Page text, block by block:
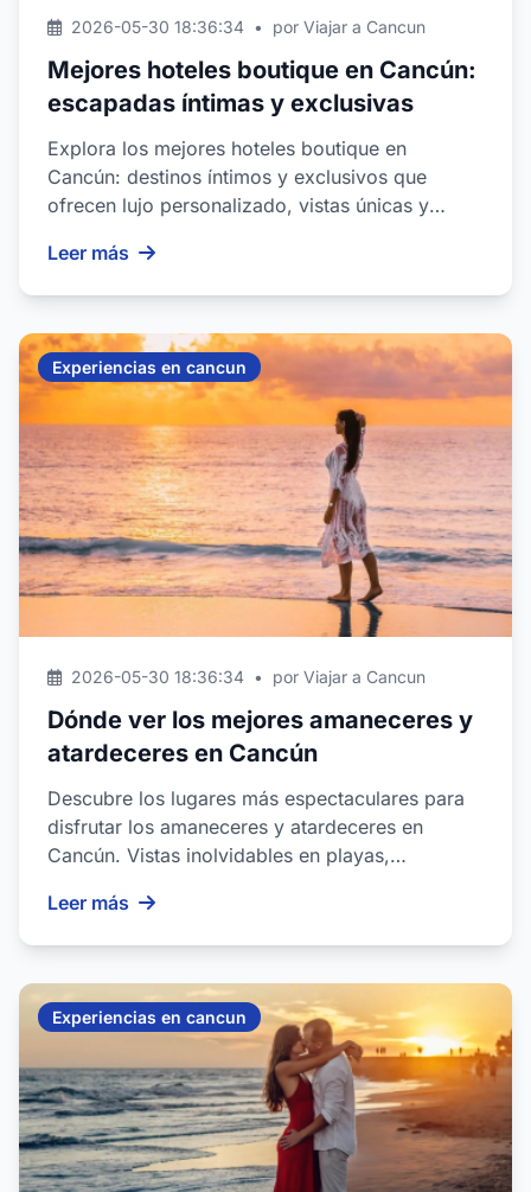
2026-05-30 18:36:34 • por Viajar a Cancun
Mejores hoteles boutique en Cancún:
escapadas íntimas y exclusivas
Explora los mejores hoteles boutique en
Cancún: destinos íntimos y exclusivos que
ofrecen lujo personalizado, vistas únicas y
Leer más
Experiencias en cancun
2026-05-30 18:36:34 • por Viajar a Cancun
Dónde ver los mejores amaneceres y
atardeceres en Cancún
Descubre los lugares más espectaculares para
disfrutar los amaneceres y atardeceres en
Cancún. Vistas inolvidables en playas,
Leer más
Experiencias en cancun